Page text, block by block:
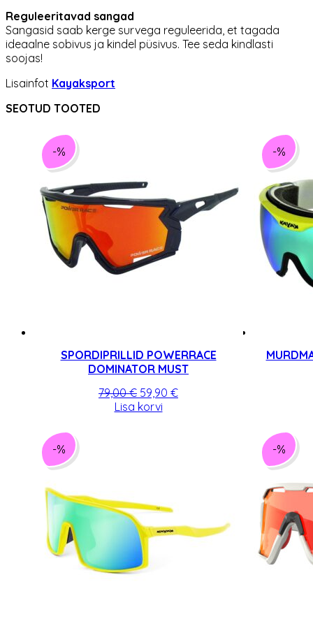
Reguleeritavad sangad
Sangasid saab kerge survega reguleerida, et tagada
ideaalne sobivus ja kindel püsivus. Tee seda kindlasti
soojas!
Lisainfot Kayaksport
SEOTUD TOOTED
-%
SPORDIPRILLID POWERRACE
DOMINATOR MUST
79,00€ Algne
hind
59,90 €Praegune
Lisa korvi
-%
-% -%